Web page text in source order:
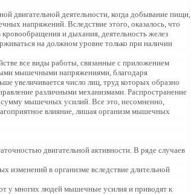
двигательной деятельности, когда добывание пищи,
напряжений. Вследствие этого, оказалось, что
и дыхания, деятельность желез
на должном уровне только при наличии
все виды работы, связанные с приложением
мышечными напряжениями, благодаря
увеличивается число лиц, труд которых образно
различными механизмами. Распространение
мышечных усилий. Все это, несомненно,
влияние, лишая организм мышечных
двигательной активности. В ряде случаев
в организме вследствие длительной
у многих людей мышечные усилия и приводят к